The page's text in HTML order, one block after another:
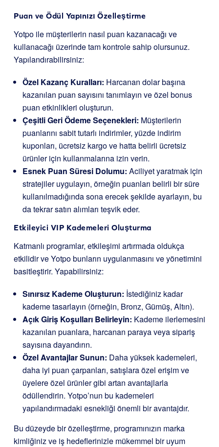
Puan ve Ödül Yapınızı Özelleştirme
Yotpo ile müşterilerin nasıl puan kazanacağı ve
kullanacağı üzerinde tam kontrole sahip olursunuz.
Yapılandırabilirsiniz:
Özel Kazanç Kuralları: Harcanan dolar başına
kazanılan puan sayısını tanımlayın ve özel bonus
puan etkinlikleri oluşturun.
Çeşitli Geri Ödeme Seçenekleri: Müşterilerin
puanlarını sabit tutarlı indirimler, yüzde indirim
kuponları, ücretsiz kargo ve hatta belirli ücretsiz
ürünler için kullanmalarına izin verin.
Esnek Puan Süresi Dolumu: Aciliyet yaratmak için
stratejiler uygulayın, örneğin puanları belirli bir süre
kullanılmadığında sona erecek şekilde ayarlayın, bu
da tekrar satın alımları teşvik eder.
Etkileyici VIP Kademeleri Oluşturma
Katmanlı programlar, etkileşimi artırmada oldukça
etkilidir ve Yotpo bunların uygulanmasını ve yönetimini
basitleştirir. Yapabilirsiniz:
Sınırsız Kademe Oluşturun: İstediğiniz kadar
kademe tasarlayın (örneğin, Bronz, Gümüş, Altın).
Açık Giriş Koşulları Belirleyin: Kademe ilerlemesini
kazanılan puanlara, harcanan paraya veya sipariş
sayısına dayandırın.
Özel Avantajlar Sunun: Daha yüksek kademeleri,
daha iyi puan çarpanları, satışlara özel erişim ve
üyelere özel ürünler gibi artan avantajlarla
ödüllendirin. Yotpo’nun bu kademeleri
yapılandırmadaki esnekliği önemli bir avantajdır.
Bu düzeyde bir özelleştirme, programınızın marka
kimliğiniz ve iş hedeflerinizle mükemmel bir uyum